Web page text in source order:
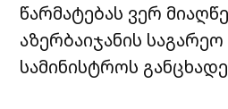
წარმატებას ვერ
აზერბაიჯანის
სამინისტროს